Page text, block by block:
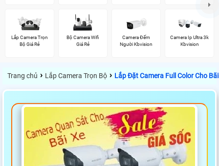
Lắp Camera Trọn
Bộ Giá Rẻ
Bộ Camera Wifi
Giá Rẻ
Camera Đếm
Người Kbvision
Camera Ip Ultra 3k
Kbvision
Trang chủ › Lắp Camera Trọn Bộ › Lắp Đặt Camera Full Color Cho Bãi